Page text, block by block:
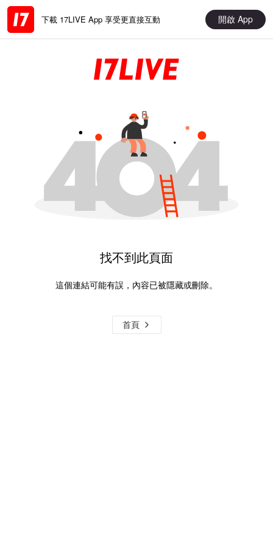
下載 17LIVE App 享受更直接互動 開啟 App
找不到此頁面
這個連結可能有誤，內容已被隱藏或刪除。
首頁